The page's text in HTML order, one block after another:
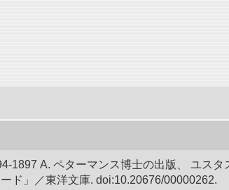
1897 A. ペターマンス博士の出版、 ユス
ド」／東洋文庫. doi:10.20676/00000262.